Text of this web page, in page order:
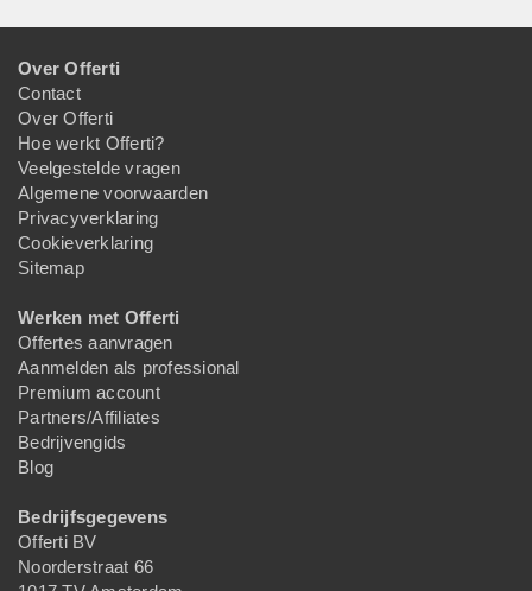
Over Offerti
Contact
Over Offerti
Hoe werkt Offerti?
Veelgestelde vragen
Algemene voorwaarden
Privacyverklaring
Cookieverklaring
Sitemap
Werken met Offerti
Offertes aanvragen
Aanmelden als professional
Premium account
Partners/Affiliates
Bedrijvengids
Blog
Bedrijfsgegevens
Offerti BV
Noorderstraat 66